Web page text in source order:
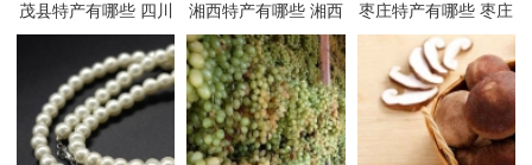
茂县特产有哪些 四川
茂县有哪些特产
湘西特产有哪些 湘西
有哪些特产
枣庄特产有哪些 枣庄
有哪些特产